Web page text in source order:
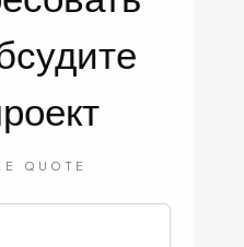
QUOTE